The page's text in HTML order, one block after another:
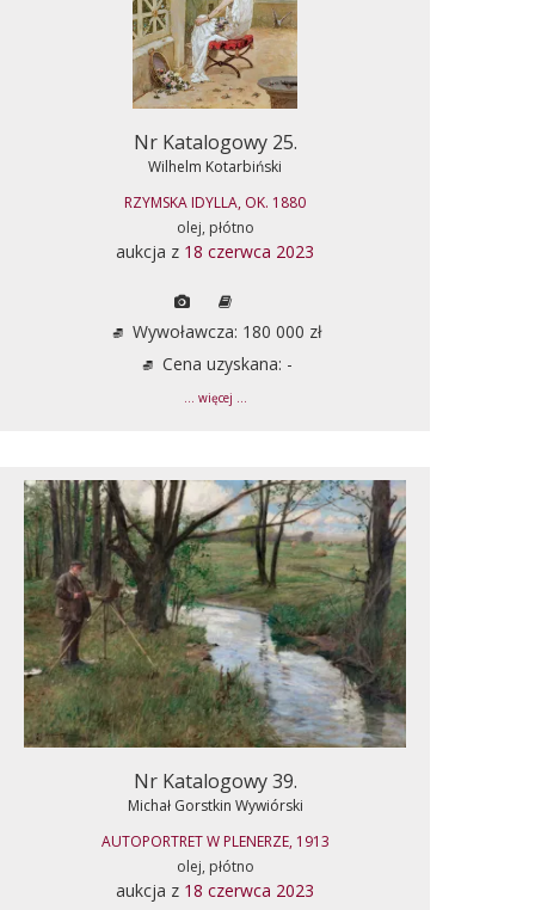
Nr Katalogowy 25.
Wilhelm Kotarbiński
RZYMSKA IDYLLA, OK. 1880
olej, płótno
aukcja z 18 czerwca 2023
Wywoławcza: 180 000 zł
Cena uzyskana: -
... więcej ...
Nr Katalogowy 39.
Michał Gorstkin Wywiórski
AUTOPORTRET W PLENERZE, 1913
olej, płótno
aukcja z 18 czerwca 2023